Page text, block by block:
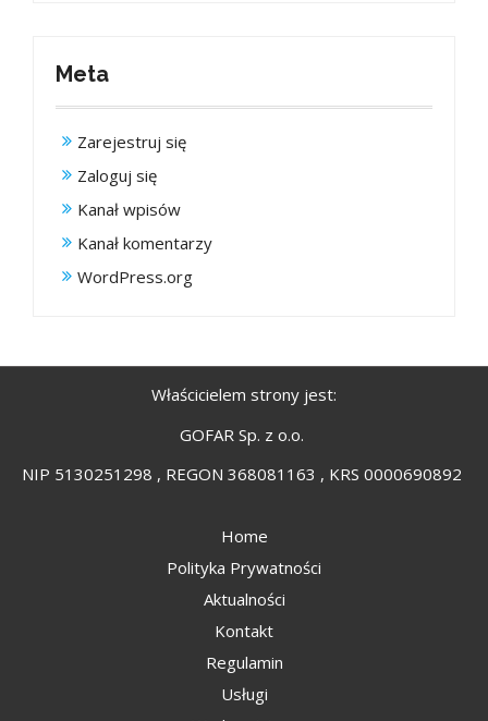
Meta
Zarejestruj się
Zaloguj się
Kanał wpisów
Kanał komentarzy
WordPress.org
Właścicielem strony jest:
GOFAR Sp. z o.o.
NIP 5130251298 , REGON 368081163 , KRS 0000690892
Home
Polityka Prywatności
Aktualności
Kontakt
Regulamin
Usługi